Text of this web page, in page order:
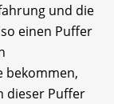
und die
einen Puffer
bekommen,
dieser Puffer